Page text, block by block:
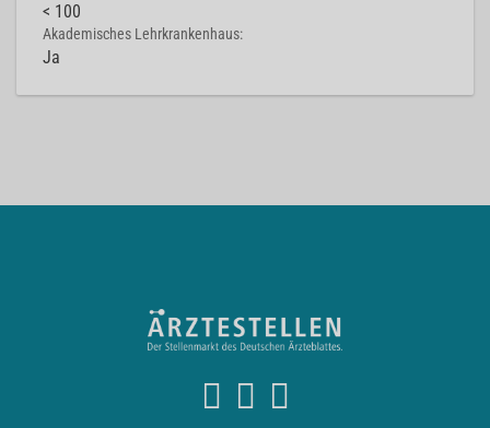
< 100
Akademisches Lehrkrankenhaus:
Ja